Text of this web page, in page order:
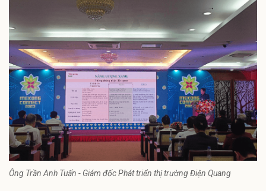
Ông Trần Anh Tuấn - Giám đốc Phát triển thị trường Điện Quang